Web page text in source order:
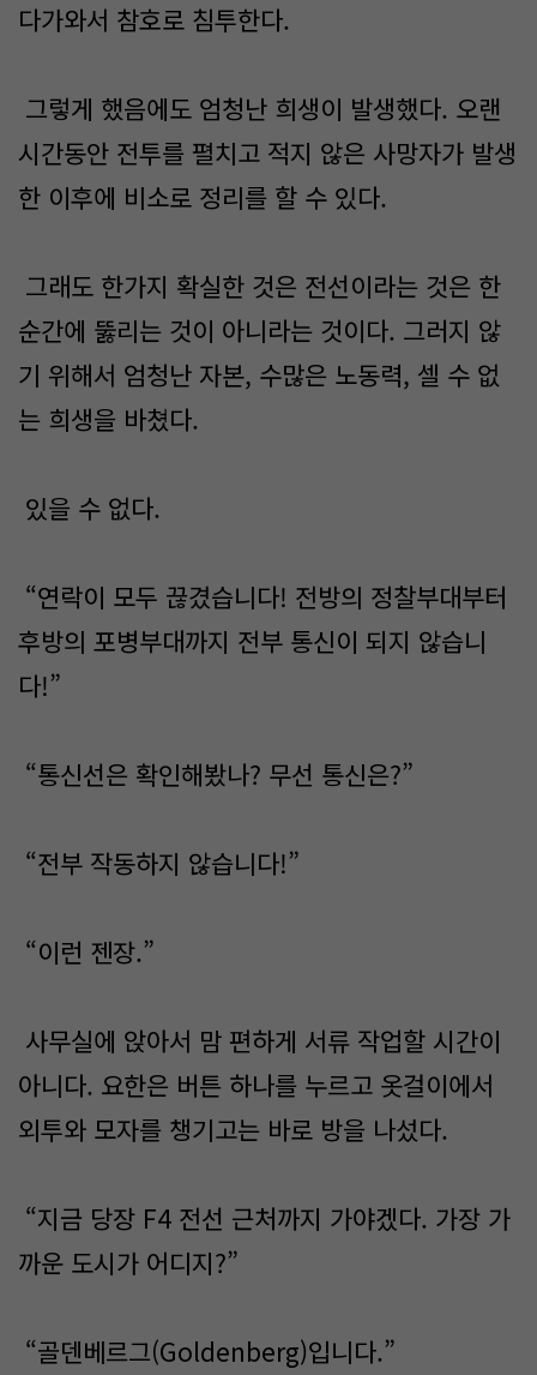
다가와서 참호로 침투한다.
그렇게 했음에도 엄청난 희생이 발생했다. 오랜
시간동안 전투를 펼치고 적지 않은 사망자가 발생
한 이후에 비소로 정리를 할 수 있다.
그래도 한가지 확실한 것은 전선이라는 것은 한
순간에 뚫리는 것이 아니라는 것이다. 그러지 않
기 위해서 엄청난 자본, 수많은 노동력, 셀 수 없
는 희생을 바쳤다.
있을 수 없다.
“연락이 모두 끊겼습니다! 전방의 정찰부대부터
후방의 포병부대까지 전부 통신이 되지 않습니
다!”
“통신선은 확인해봤나? 무선 통신은?”
“전부 작동하지 않습니다!”
“이런 젠장.”
사무실에 앉아서 맘 편하게 서류 작업할 시간이
아니다. 요한은 버튼 하나를 누르고 옷걸이에서
외투와 모자를 챙기고는 바로 방을 나섰다.
“지금 당장 F4 전선 근처까지 가야겠다. 가장 가
까운 도시가 어디지?”
“골덴베르그(Goldenberg)입니다.”